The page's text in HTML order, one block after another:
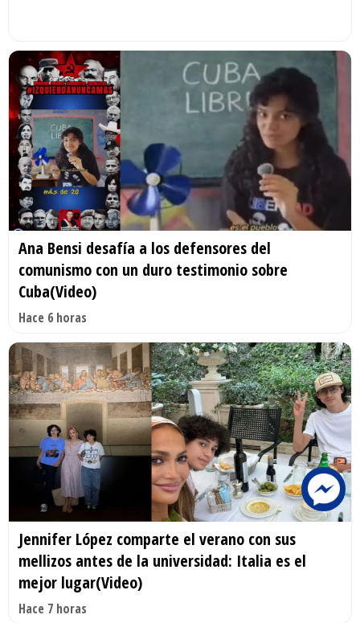
Ana Bensi desafía a los defensores del
comunismo con un duro testimonio sobre
Cuba(Video)
Hace 6 horas
Jennifer López comparte el verano con sus
mellizos antes de la universidad: Italia es el
mejor lugar(Video)
Hace 7 horas